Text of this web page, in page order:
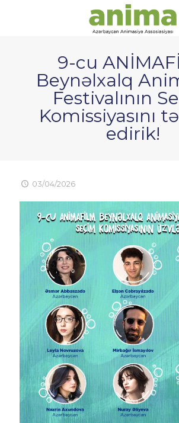
9-cu
Beynəlxalq
Festivalının
Komissiyasını
edirik!
03/04/2026